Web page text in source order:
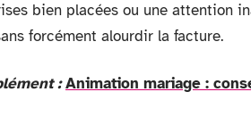
bien placées ou une attention
forcément alourdir la facture.
: Animation mariage :